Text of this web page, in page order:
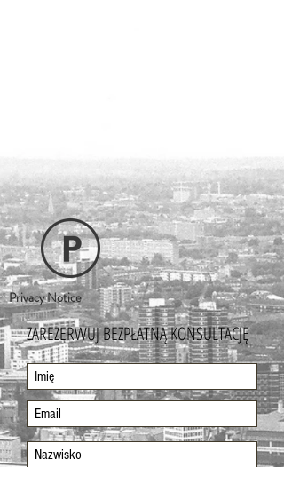
Privacy Notice
ZAREZERWUJ BEZPŁATNĄ KONSULTACJĘ